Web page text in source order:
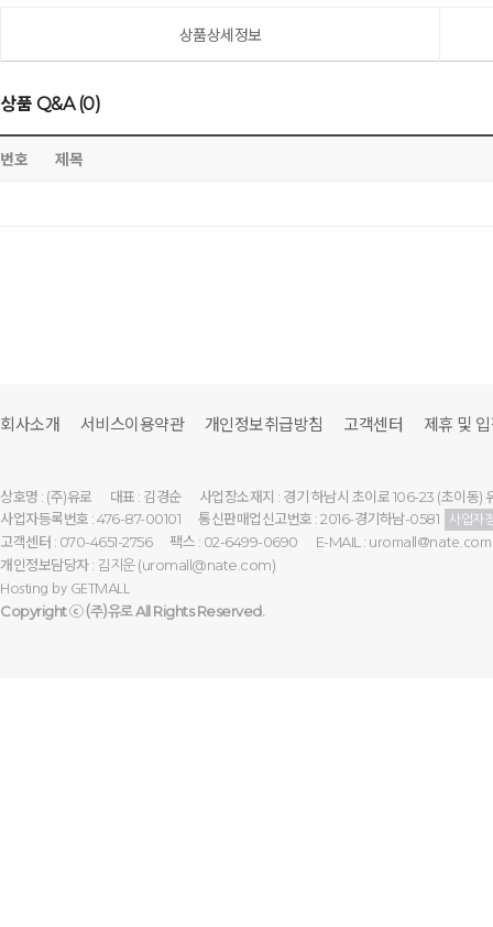
상품상세정보
상품 Q&A (0)
번호 제목
회사소개 서비스이용약관 개인정보취급방침 고객센터 제휴 및
상호명 : (주)유로 대표 : 김경순
사업장소재지 : 경기 하남시 초이로 106-23 (초이동)
사업자등록번호 : 476-87-00101
통신판매업신고번호 : 2016-경기하남-0581 사업자
고객센터 : 070-4651-2756 팩스 : 02-6499-0690 E-MAIL : uromall@nate.com
개인정보담당자 : 김지운(uromall@nate.com)
Hosting by GETMALL
Copyright ⓒ(주)유로All Rights Reserved.